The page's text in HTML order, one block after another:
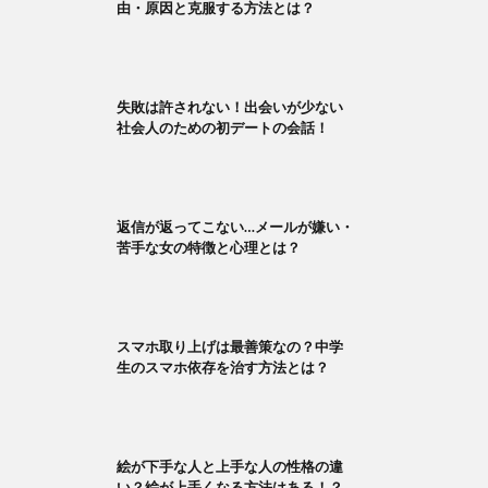
由・原因と克服する方法とは？
失敗は許されない！出会いが少ない
社会人のための初デートの会話！
返信が返ってこない…メールが嫌い・
苦手な女の特徴と心理とは？
スマホ取り上げは最善策なの？中学
生のスマホ依存を治す方法とは？
絵が下手な人と上手な人の性格の違